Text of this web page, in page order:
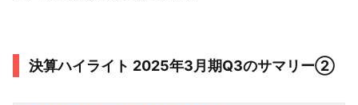
決算ハイライト 2025年3月期Q3のサマリー②